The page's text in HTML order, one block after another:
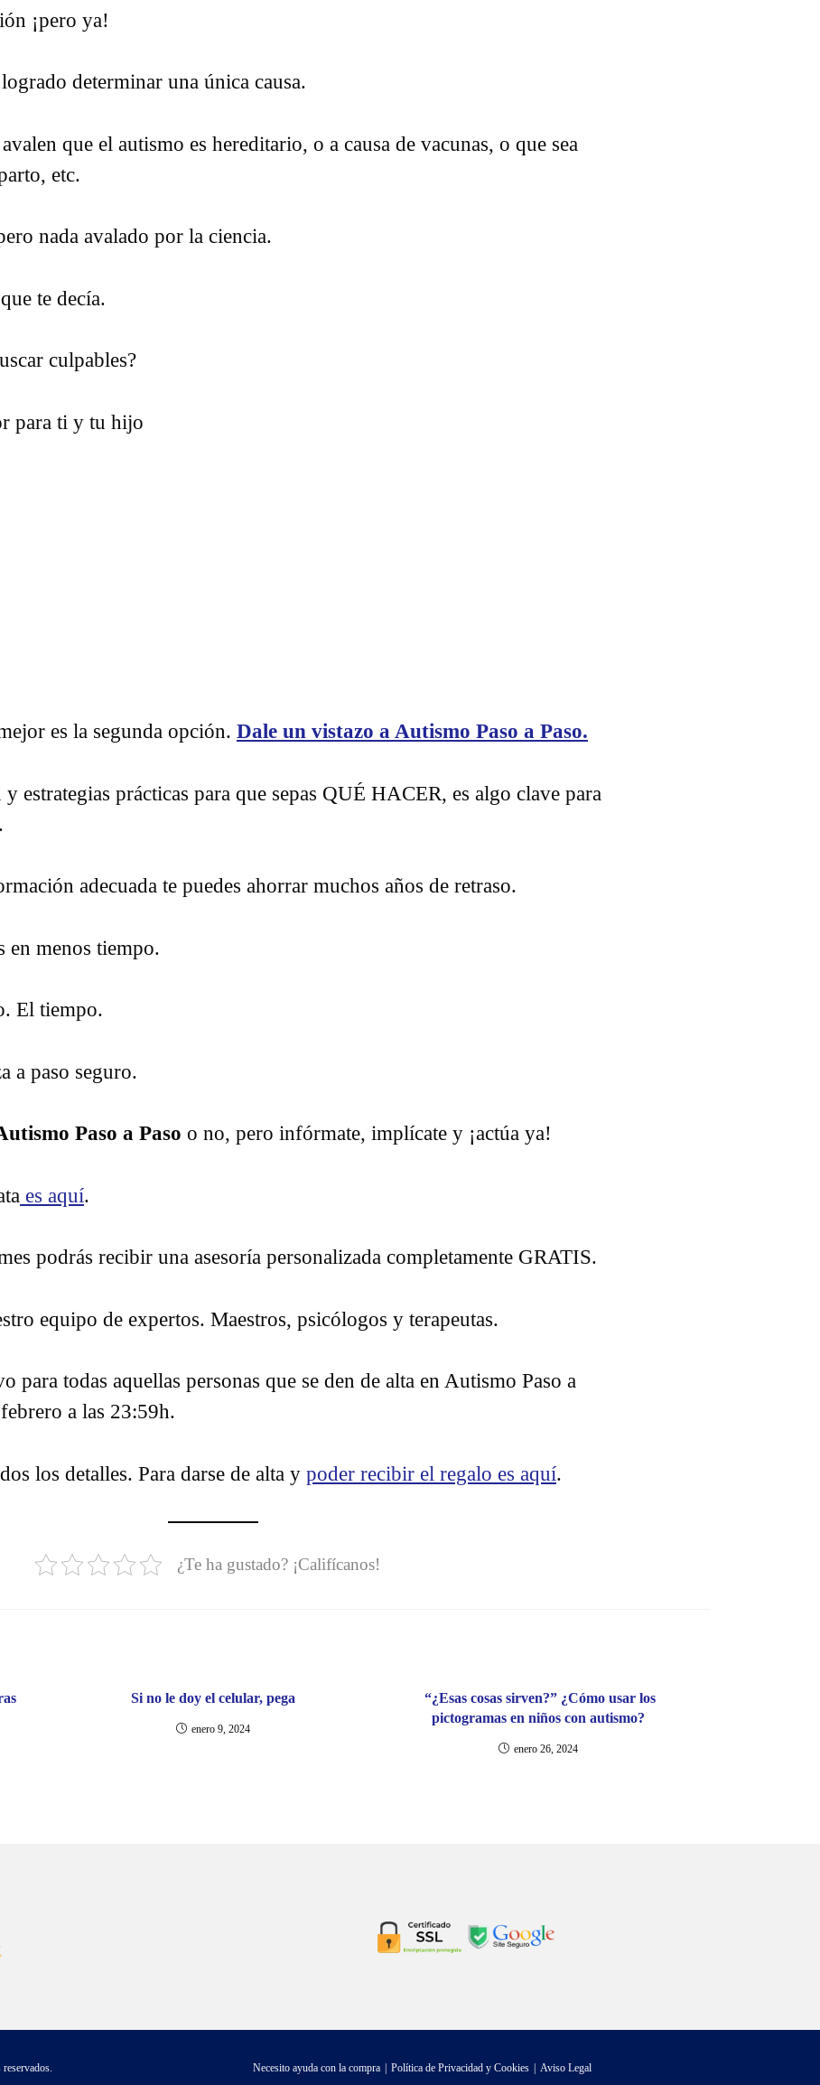
¡pero ya!
determinar una única causa.
que el autismo es hereditario, o a causa de vacunas, o que sea
etc.
nada avalado por la ciencia.
te decía.
culpables?
para ti y tu hijo
es la segunda opción. Dale un vistazo a Autismo Paso a Paso.
estrategias prácticas para que sepas QUÉ HACER, es algo clave para
adecuada te puedes ahorrar muchos años de retraso.
en menos tiempo.
El tiempo.
a paso seguro.
Paso a Paso o no, pero infórmate, implícate y ¡actúa ya!
es aquí.
podrás recibir una asesoría personalizada completamente GRATIS.
equipo de expertos. Maestros, psicólogos y terapeutas.
para todas aquellas personas que se den de alta en Autismo Paso a
a las 23:59h.
los detalles. Para darse de alta y poder recibir el regalo es aquí.
¿Te ha gustado? ¡Califícanos!
Si no le doy el celular, pega
enero 9, 2024
“¿Esas cosas sirven?” ¿Cómo usar los
pictogramas en niños con autismo?
enero 26, 2024
Necesito ayuda con la compra Política de Privacidad y Cookies Aviso Legal